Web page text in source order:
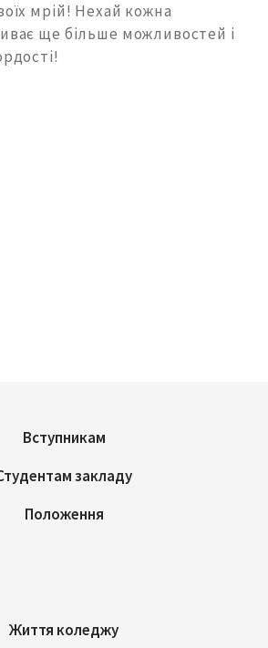
мрій! Нехай кожна
ще більше можливостей і
Вступникам
закладу
Положення
Життя коледжу